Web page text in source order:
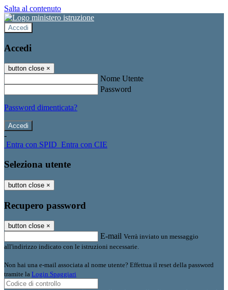
Salta al contenuto
Accedi
Accedi
button close ×
Nome Utente
Password
Password dimenticata?
-
Entra con SPID Entra con CIE
Seleziona utente
button close ×
Recupero password
button close ×
E-mail Verrà inviato un messaggio
all'indirizzo indicato con le istruzioni necessarie.
Non hai una e-mail associata al nome utente? Effettua il reset della password
tramite la Login Spaggiari